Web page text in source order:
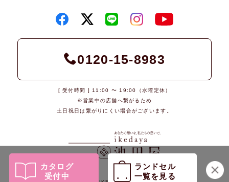
カタログ
受付中
ランドセル
一覧を見る
0120-15-8983
[ 受付時間 ] 11:00 〜 19:00（水曜定休）
※営業中の店舗へ繋がるため
土日祝日は繋がりにくい場合がございます。